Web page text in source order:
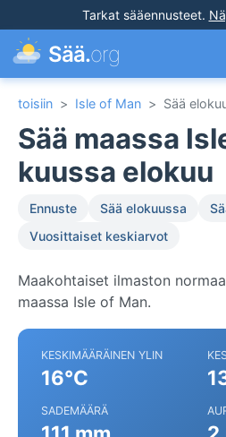
Tarkat sääennusteet.
Sää.org
toisiin > Isle of Man > Sää
Sää maassa
kuussa elokuu
Ennuste Sää elokuussa
Vuosittaiset keskiarvot
Maakohtaiset ilmaston
maassa Isle of Man.
KESKIMÄÄRÄINEN YLIN
16°C
SADEMÄÄRÄ